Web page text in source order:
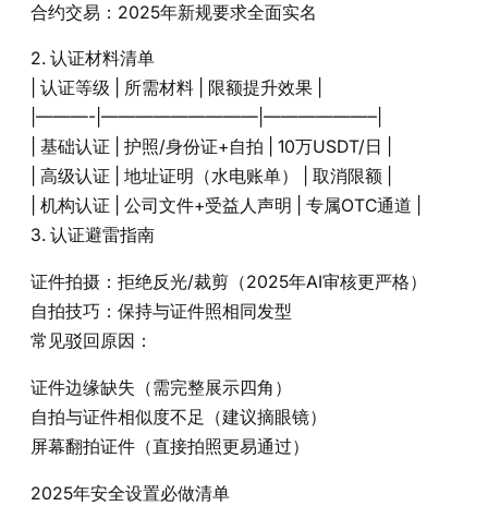
合约交易：2025年新规要求全面实名
2. 认证材料清单
| 认证等级 | 所需材料 | 限额提升效果 |
|———-|—————————|——————–|
| 基础认证 | 护照/身份证+自拍 | 10万USDT/日 |
| 高级认证 | 地址证明（水电账单） | 取消限额 |
| 机构认证 | 公司文件+受益人声明 | 专属OTC通道 |
3. 认证避雷指南
证件拍摄：拒绝反光/裁剪（2025年AI审核更严格）
自拍技巧：保持与证件照相同发型
常见驳回原因：
证件边缘缺失（需完整展示四角）
自拍与证件相似度不足（建议摘眼镜）
屏幕翻拍证件（直接拍照更易通过）
2025年安全设置必做清单